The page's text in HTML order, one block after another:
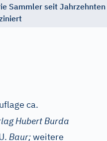
Sammler seit Jahrzehnten
ca.
Hubert Burda
Baur;weitere